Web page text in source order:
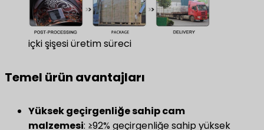
içki şişesi üretim süreci
Temel ürün avantajları
Yüksek geçirgenliğe sahip cam
malzemesi: ≥92% geçirgenliğe sahip yüksek